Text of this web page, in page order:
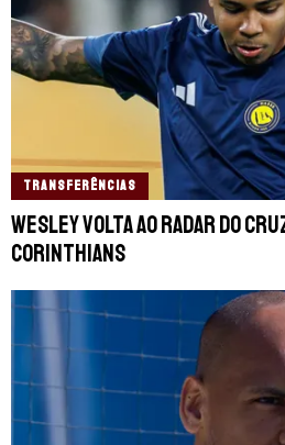
TRANSFERÊNCIAS
Wesley volta ao radar do
Corinthians